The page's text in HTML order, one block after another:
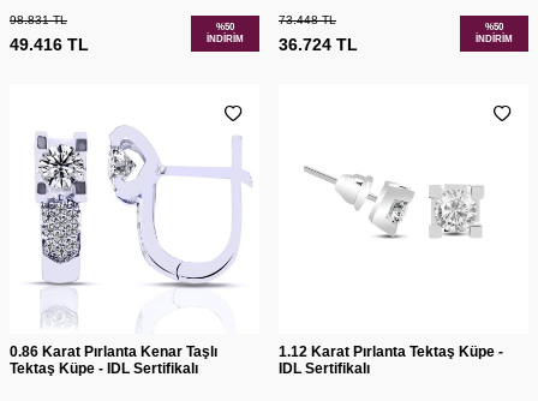
98.831TL
49.416 TL
%50
İNDIRIM
73.448TL
36.724 TL
%50
İNDIRIM
0.86 Karat Pırlanta Kenar Taşlı
Tektaş Küpe - IDL Sertifikalı
1.12 Karat Pırlanta Tektaş Küpe -
IDL Sertifikalı